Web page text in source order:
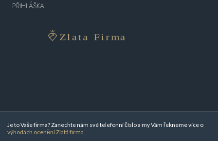
Je to Vaše firma? Zanechte nám své telefonní číslo a my Vám řekneme více o
výhodách ocenění Zlatá firma
PŘIHLÁŠKA